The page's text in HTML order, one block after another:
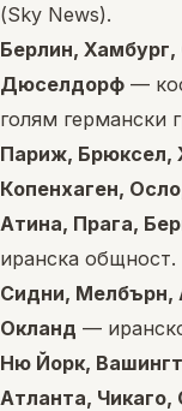
(Sky News).
Берлин,
Дюселдорф —
голям германски
Париж, Брюксел,
Копенхаген,
Атина, Прага,
иранска общност.
Сидни, Мелбърн,
Окланд —
Ню Йорк,
Атланта,